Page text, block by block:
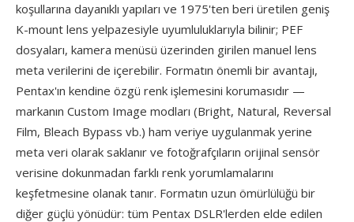
koşullarına dayanıklı yapıları ve 1975'ten beri üretilen geniş
K-mount lens yelpazesiyle uyumluluklarıyla bilinir; PEF
dosyaları, kamera menüsü üzerinden girilen manuel lens
meta verilerini de içerebilir. Formatın önemli bir avantajı,
Pentax'ın kendine özgü renk işlemesini korumasıdır —
markanın Custom Image modları (Bright, Natural, Reversal
Film, Bleach Bypass vb.) ham veriye uygulanmak yerine
meta veri olarak saklanır ve fotoğrafçıların orijinal sensör
verisine dokunmadan farklı renk yorumlamalarını
keşfetmesine olanak tanır. Formatın uzun ömürlülüğü bir
diğer güçlü yönüdür: tüm Pentax DSLR'lerden elde edilen